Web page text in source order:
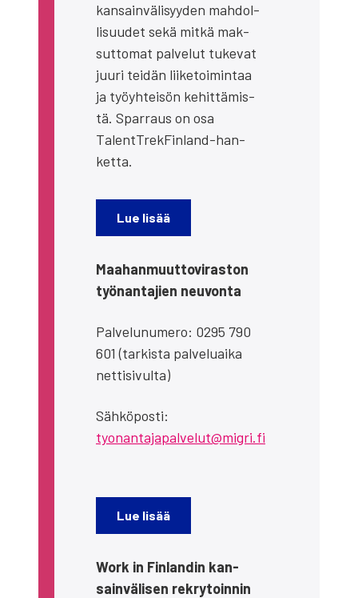
kan­sain­vä­li­syy­den mah­dol­
li­suu­det sekä mit­kä mak­
sut­to­mat pal­ve­lut tuke­vat
juu­ri tei­dän lii­ke­toi­min­taa
ja työyh­tei­sön kehit­tä­mis­
tä. Spar­raus on osa
TalentT­rek­Fin­land-han­
ket­ta.
Lue lisää
Maa­han­muut­to­vi­ras­ton
työ­nan­ta­jien neu­von­ta
Pal­ve­lu­nu­me­ro: 0295 790
601 (tar­kis­ta pal­ve­luai­ka
net­ti­si­vul­ta)
Säh­kö­pos­ti:
tyonantajapalvelut@migri.fi
Lue lisää
Work in Fin­lan­din kan­
sain­vä­li­sen rek­ry­toin­nin